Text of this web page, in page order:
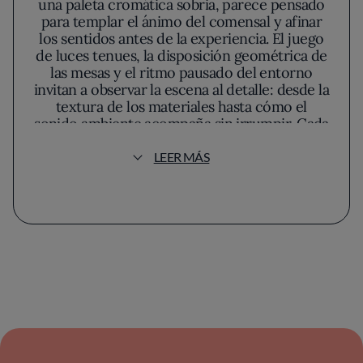
una paleta cromática sobria, parece pensado
para templar el ánimo del comensal y afinar
los sentidos antes de la experiencia. El juego
de luces tenues, la disposición geométrica de
las mesas y el ritmo pausado del entorno
invitan a observar la escena al detalle: desde la
textura de los materiales hasta cómo el
sonido ambiente acompaña sin irrumpir. Cada
potencia la concentración y la expectativa de
despliega una cocina que dialoga con su
énfasis se coloca en la sofisticación del sabor
LEER MÁS